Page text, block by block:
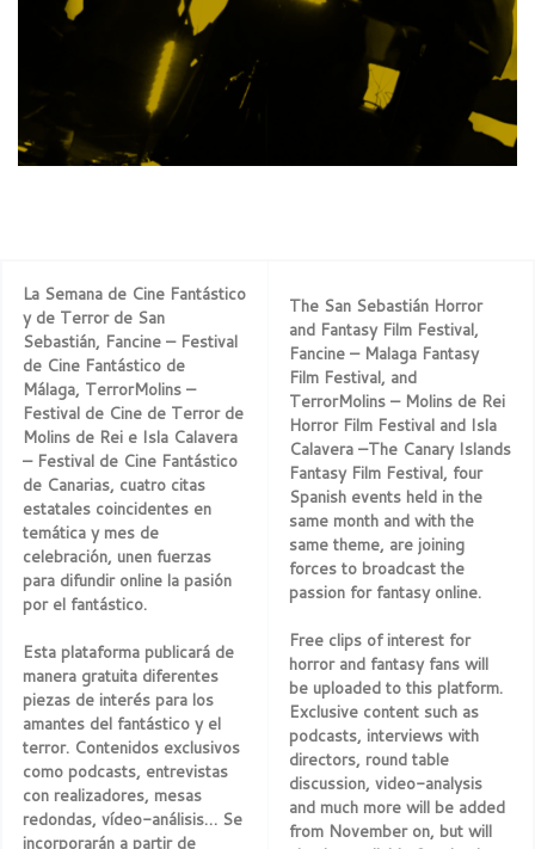
La Semana de Cine Fantástico
y de Terror de San
Sebastián, Fancine – Festival
de Cine Fantástico de
Málaga, TerrorMolins –
Festival de Cine de Terror de
Molins de Rei e Isla Calavera
– Festival de Cine Fantástico
de Canarias, cuatro citas
estatales coincidentes en
temática y mes de
celebración, unen fuerzas
para difundir online la pasión
por el fantástico.
Esta plataforma publicará de
manera gratuita diferentes
piezas de interés para los
amantes del fantástico y el
terror. Contenidos exclusivos
como podcasts, entrevistas
con realizadores, mesas
redondas, vídeo-análisis… Se
incorporarán a partir de
The San Sebastián Horror
and Fantasy Film Festival,
Fancine – Malaga Fantasy
Film Festival, and
TerrorMolins – Molins de Rei
Horror Film Festival and Isla
Calavera –The Canary Islands
Fantasy Film Festival, four
Spanish events held in the
same month and with the
same theme, are joining
forces to broadcast the
passion for fantasy online.
Free clips of interest for
horror and fantasy fans will
be uploaded to this platform.
Exclusive content such as
podcasts, interviews with
directors, round table
discussion, video-analysis
and much more will be added
from November on, but will